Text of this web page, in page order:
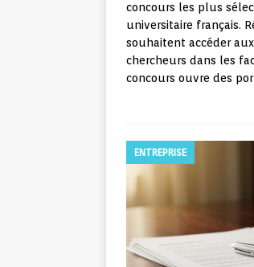
concours les plus
universitaire français.
souhaitent accéder
chercheurs dans les
concours ouvre des
ENTREPRISE